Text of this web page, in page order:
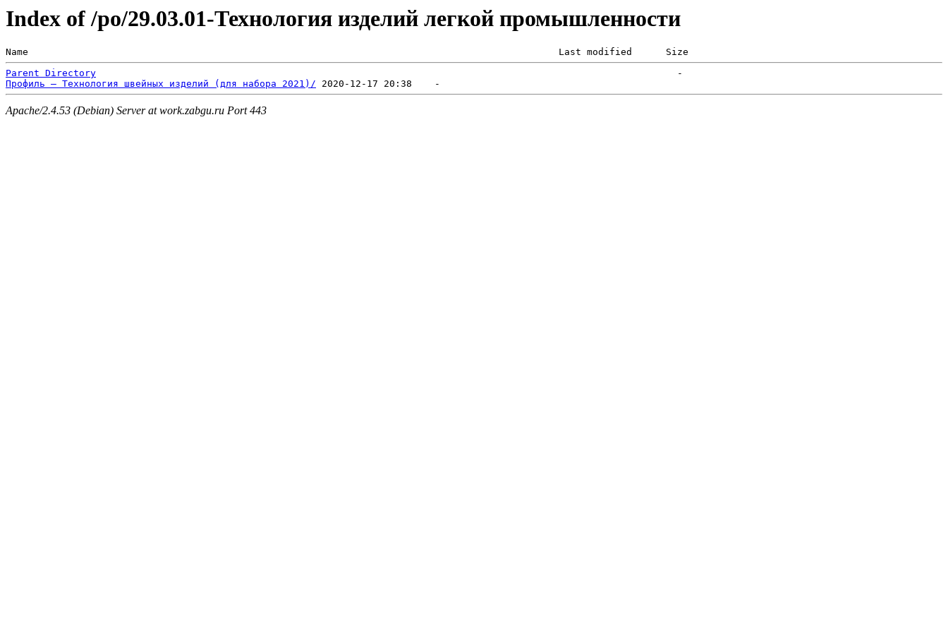
Index of /po/29.03.01-Технология изделий легкой промышленности
Name                                                                                              Last modified      Size
Parent Directory
Профиль – Технология швейных изделий (для набора 2021)/
Apache/2.4.53 (Debian) Server at work.zabgu.ru Port 443